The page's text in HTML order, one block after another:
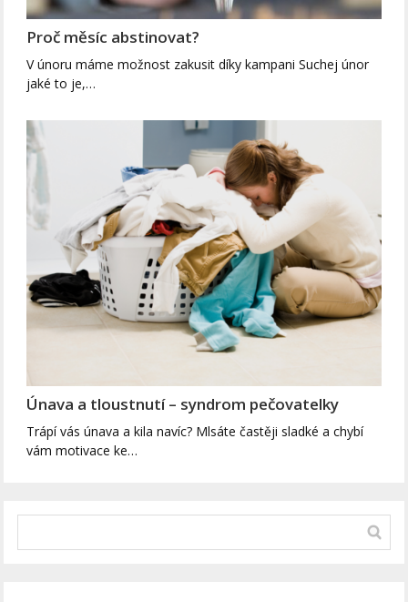
Proč měsíc abstinovat?
V únoru máme možnost zakusit díky kampani Suchej únor
jaké to je,…
Únava a tloustnutí – syndrom pečovatelky
Trápí vás únava a kila navíc? Mlsáte častěji sladké a chybí
vám motivace ke…